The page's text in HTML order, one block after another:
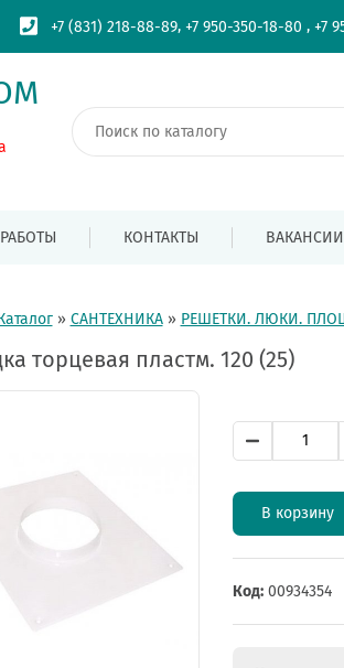
+7 (831) 218-88-89,+7 950-350-18-80 ,+7
КОНТАКТЫ ВАКАНСИИ
» САНТЕХНИКА» РЕШЕТКИ. ЛЮКИ.
торцевая пластм. 120 (25)
В корзину
Код:00934354